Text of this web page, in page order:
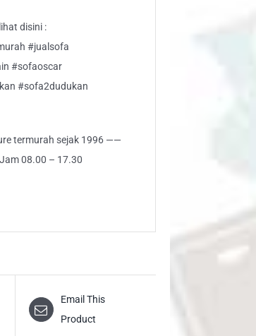
disini :
#jualsofa
#sofaoscar
#sofa2dudukan
termurah sejak 1996 ——
08.00 – 17.30
Email This
Product